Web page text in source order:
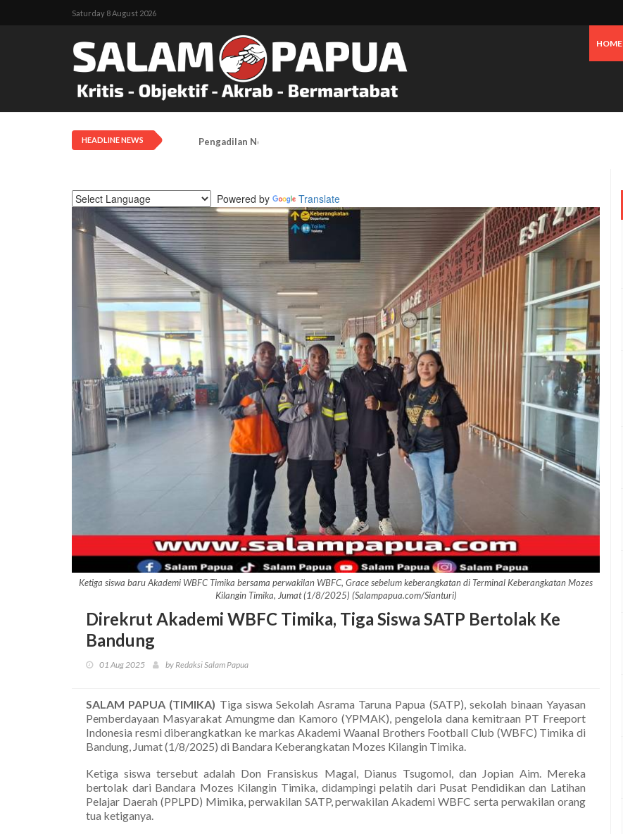
Saturday 8 August 2026
HOME
HEADLINE NEWS Pengadilan Negeri Timika Tanggapi Persoalan Sengketa Tanah Di SP2, Berikut Penjelasannya
Powered by Translate
Ketiga siswa baru Akademi WBFC Timika bersama perwakilan WBFC, Grace sebelum keberangkatan di Terminal Keberangkatan Mozes
Kilangin Timika, Jumat (1/8/2025) (Salampapua.com/Sianturi)
Direkrut Akademi WBFC Timika, Tiga Siswa SATP Bertolak Ke
Bandung
01 Aug 2025 by Redaksi Salam Papua
SALAM PAPUA (TIMIKA) Tiga siswa Sekolah Asrama Taruna Papua (SATP), sekolah binaan Yayasan
Pemberdayaan Masyarakat Amungme dan Kamoro (YPMAK), pengelola dana kemitraan PT Freeport
Indonesia resmi diberangkatkan ke markas Akademi Waanal Brothers Football Club (WBFC) Timika di
Bandung, Jumat (1/8/2025) di Bandara Keberangkatan Mozes Kilangin Timika.
Ketiga siswa tersebut adalah Don Fransiskus Magal, Dianus Tsugomol, dan Jopian Aim. Mereka
bertolak dari Bandara Mozes Kilangin Timika, didampingi pelatih dari Pusat Pendidikan dan Latihan
Pelajar Daerah (PPLPD) Mimika, perwakilan SATP, perwakilan Akademi WBFC serta perwakilan orang
tua ketiganya.